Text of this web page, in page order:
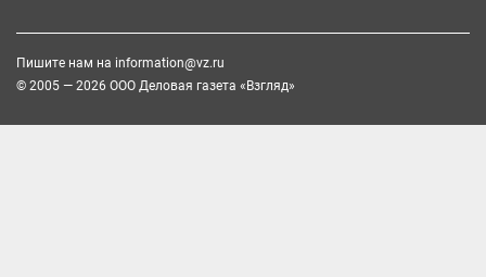
Пишите нам на information@vz.ru
© 2005 — 2026 ООО Деловая газета «Взгляд»